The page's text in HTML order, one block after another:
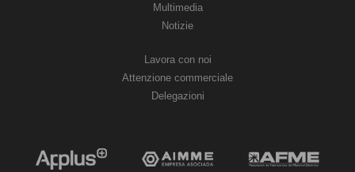
Multimedia
Notizie
Lavora con noi
Attenzione commerciale
Delegazioni